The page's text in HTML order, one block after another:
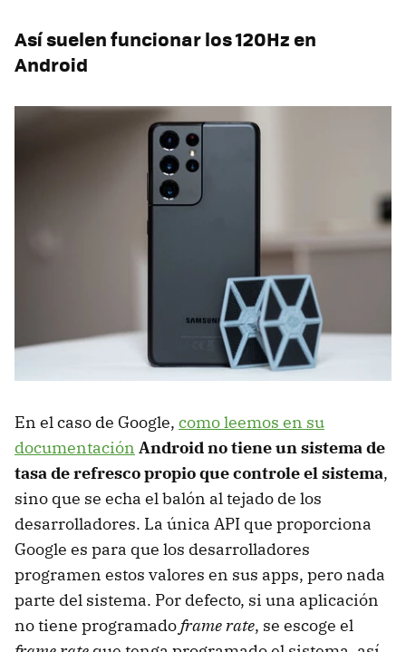
Así suelen funcionar los 120Hz en
Android
En el caso de Google, como leemos en su
documentación Android no tiene un sistema de
tasa de refresco propio que controle el sistema,
sino que se echa el balón al tejado de los
desarrolladores. La única API que proporciona
Google es para que los desarrolladores
programen estos valores en sus apps, pero nada
parte del sistema. Por defecto, si una aplicación
no tiene programadoframe rate, se escoge el